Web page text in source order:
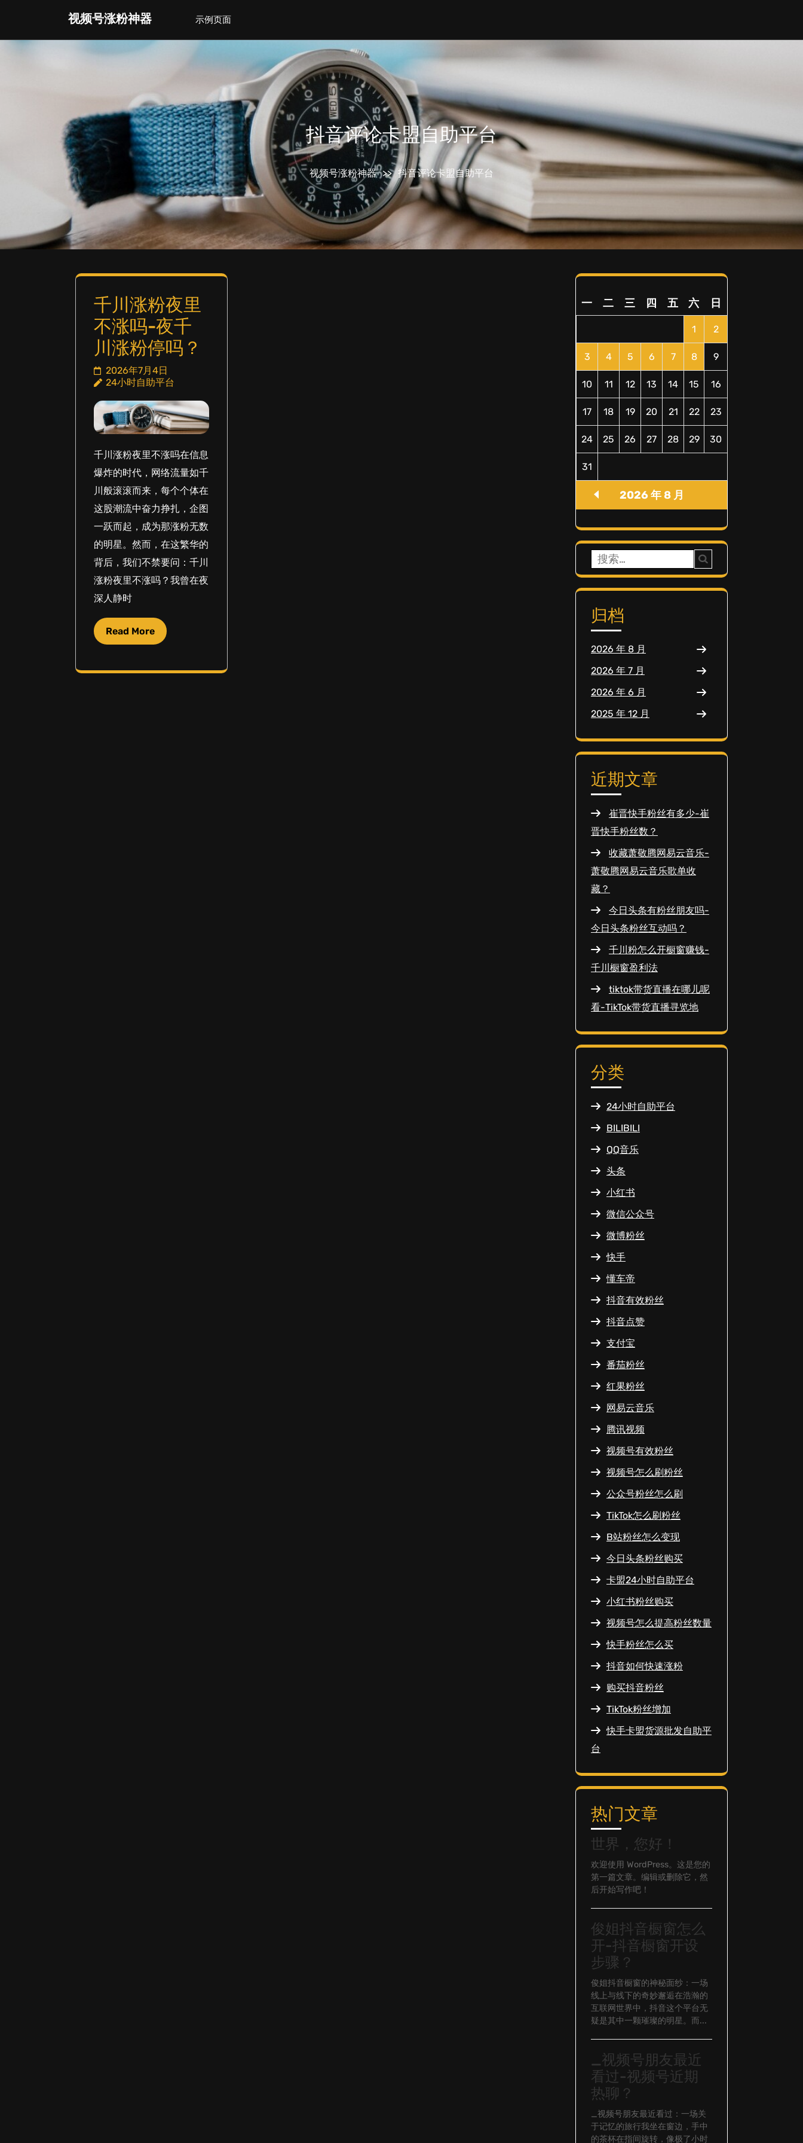
content
视频号涨粉神器 示例页面
抖音评论卡盟自助平台
视频号涨粉神器 >> 抖音评论卡盟自助平台
千川涨粉夜里
不涨吗-夜千
川涨粉停吗？
2026年7月4日
24小时自助平台
千川涨粉夜里不涨吗在信息
爆炸的时代，网络流量如千
川般滚滚而来，每个个体在
这股潮流中奋力挣扎，企图
一跃而起，成为那涨粉无数
的明星。然而，在这繁华的
背后，我们不禁要问：千川
涨粉夜里不涨吗？我曾在夜
深人静时
Read More
2026 年 8 月
一 二 三 四 五 六 日
1 2
3 4 5 6 7 8 9
10 11 12 13 14 15 16
17 18 19 20 21 22 23
24 25 26 27 28 29 30
31
搜
索：
归档
2026 年 8 月
2026 年 7 月
2026 年 6 月
2025 年 12 月
近期文章
崔晋快手粉丝有多少-崔
晋快手粉丝数？
收藏萧敬腾网易云音乐-
萧敬腾网易云音乐歌单收
藏？
今日头条有粉丝朋友吗-
今日头条粉丝互动吗？
千川粉怎么开橱窗赚钱-
千川橱窗盈利法
tiktok带货直播在哪儿呢
看-TikTok带货直播寻览地
分类
24小时自助平台
BILIBILI
QQ音乐
头条
小红书
微信公众号
微博粉丝
快手
懂车帝
抖音有效粉丝
抖音点赞
支付宝
番茄粉丝
红果粉丝
网易云音乐
腾讯视频
视频号有效粉丝
视频号怎么刷粉丝
公众号粉丝怎么刷
TikTok怎么刷粉丝
B站粉丝怎么变现
今日头条粉丝购买
卡盟24小时自助平台
小红书粉丝购买
视频号怎么提高粉丝数量
快手粉丝怎么买
抖音如何快速涨粉
购买抖音粉丝
TikTok粉丝增加
快手卡盟货源批发自助平
台
热门文章
世界，您好！
欢迎使用 WordPress。这是您的
第一篇文章。编辑或删除它，然
后开始写作吧！
俊姐抖音橱窗怎么
开-抖音橱窗开设
步骤？
俊姐抖音橱窗的神秘面纱：一场
线上与线下的奇妙邂逅在浩瀚的
互联网世界中，抖音这个平台无
疑是其中一颗璀璨的明星。而...
_视频号朋友最近
看过-视频号近期
热聊？
_视频号朋友最近看过：一场关
于记忆的旅行我坐在窗边，手中
的茶杯在指间旋转，像极了小时